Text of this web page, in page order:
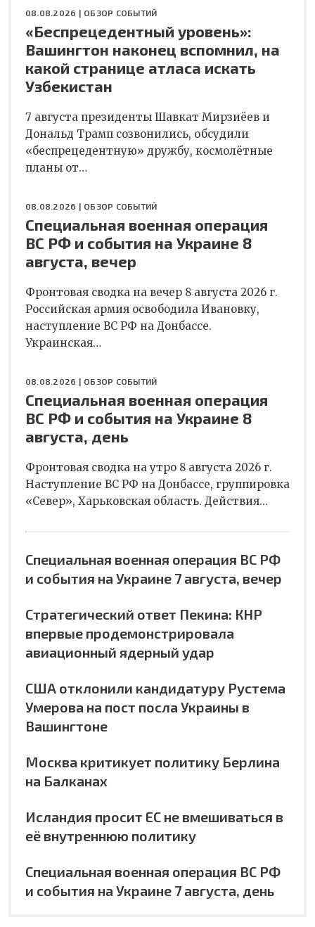
08.08.2026 | ОБЗОР СОБЫТИЙ
«Беспрецедентный уровень»:
Вашингтон наконец вспомнил, на
какой странице атласа искать
Узбекистан
7 августа президенты Шавкат Мирзиёев и
Дональд Трамп созвонились, обсудили
«беспрецедентную» дружбу, космолётные
планы от…
08.08.2026 | ОБЗОР СОБЫТИЙ
Специальная военная операция
ВС РФ и события на Украине 8
августа, вечер
Фронтовая сводка на вечер 8 августа 2026 г.
Российская армия освободила Ивановку,
наступление ВС РФ на Донбассе.
Украинская…
08.08.2026 | ОБЗОР СОБЫТИЙ
Специальная военная операция
ВС РФ и события на Украине 8
августа, день
Фронтовая сводка на утро 8 августа 2026 г.
Наступление ВС РФ на Донбассе, группировка
«Север», Харьковская область. Действия…
Специальная военная операция ВС РФ
и события на Украине 7 августа, вечер
Стратегический ответ Пекина: КНР
впервые продемонстрировала
авиационный ядерный удар
США отклонили кандидатуру Рустема
Умерова на пост посла Украины в
Вашингтоне
Москва критикует политику Берлина
на Балканах
Исландия просит ЕС не вмешиваться в
её внутреннюю политику
Специальная военная операция ВС РФ
и события на Украине 7 августа, день